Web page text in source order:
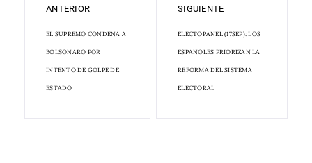
ANTERIOR
EL SUPREMO CONDENA A
BOLSONARO POR
INTENTO DE GOLPE DE
ESTADO
SIGUIENTE
ELECTOPANEL (17SEP): LOS
ESPAÑOLES PRIORIZAN LA
REFORMA DEL SISTEMA
ELECTORAL